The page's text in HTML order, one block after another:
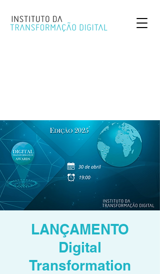
LANÇAMENTO
Digital
Transformation